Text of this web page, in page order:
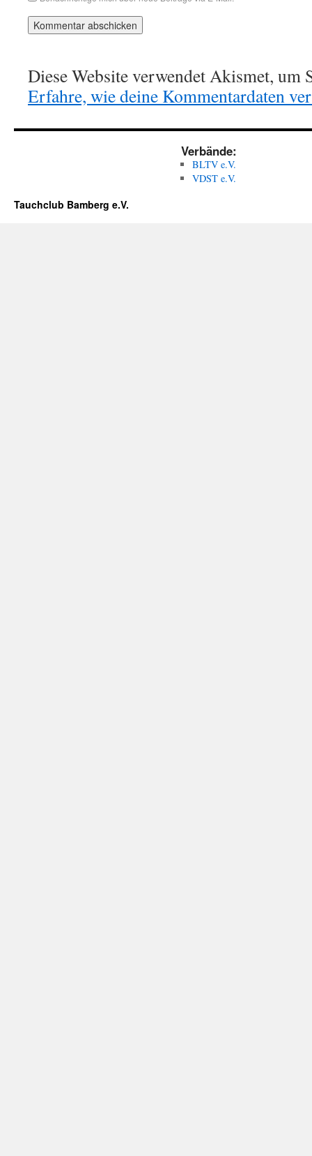
Diese Website verwendet Akismet, um
Erfahre, wie deine Kommentardaten
Verbände:
BLTV e.V.
VDST e.V.
Tauchclub Bamberg e.V.